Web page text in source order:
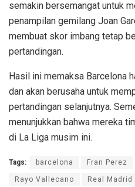
semakin bersemangat untuk
penampilan gemilang Joan
membuat skor imbang tetap
pertandingan.
Hasil ini memaksa Barcelona
dan akan berusaha untuk
pertandingan selanjutnya.
menunjukkan bahwa mereka
di La Liga musim ini.
Tags: barcelona Fran Perez
Rayo Vallecano Real Madrid